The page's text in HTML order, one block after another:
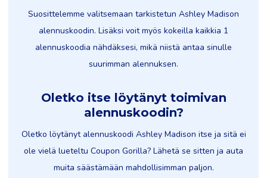
Suosittelemme valitsemaan tarkistetun Ashley Madison
alennuskoodin. Lisäksi voit myös kokeilla kaikkia 1
alennuskoodia nähdäksesi, mikä niistä antaa sinulle
suurimman alennuksen.
Oletko itse löytänyt toimivan
alennuskoodin?
Oletko löytänyt alennuskoodi Ashley Madison itse ja sitä ei
ole vielä lueteltu Coupon Gorilla? Lähetä se sitten ja auta
muita säästämään mahdollisimman paljon.